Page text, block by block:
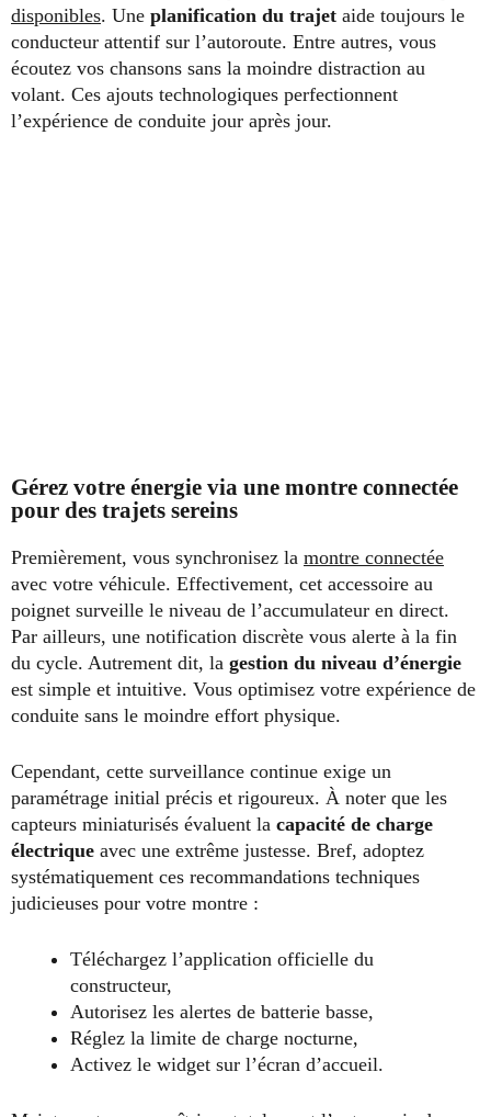
disponibles. Une planification du trajet aide toujours le
conducteur attentif sur l’autoroute. Entre autres, vous
écoutez vos chansons sans la moindre distraction au
volant. Ces ajouts technologiques perfectionnent
l’expérience de conduite jour après jour.
Gérez votre énergie via une montre connectée
pour des trajets sereins
Premièrement, vous synchronisez la montre connectée
avec votre véhicule. Effectivement, cet accessoire au
poignet surveille le niveau de l’accumulateur en direct.
Par ailleurs, une notification discrète vous alerte à la fin
du cycle. Autrement dit, la gestion du niveau d’énergie
est simple et intuitive. Vous optimisez votre expérience de
conduite sans le moindre effort physique.
Cependant, cette surveillance continue exige un
paramétrage initial précis et rigoureux. À noter que les
capteurs miniaturisés évaluent la capacité de charge
électrique avec une extrême justesse. Bref, adoptez
systématiquement ces recommandations techniques
judicieuses pour votre montre :
Téléchargez l’application officielle du
constructeur,
Autorisez les alertes de batterie basse,
Réglez la limite de charge nocturne,
Activez le widget sur l’écran d’accueil.